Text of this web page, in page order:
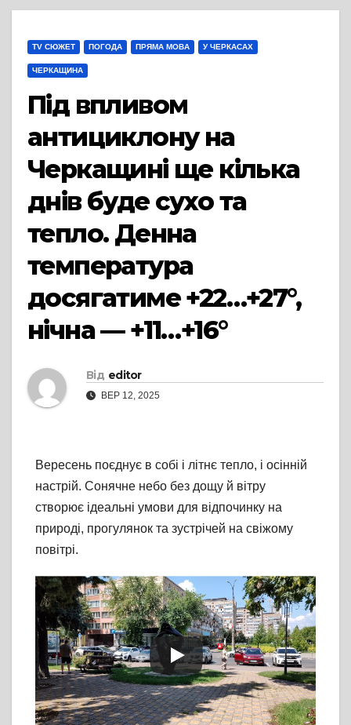
TV СЮЖЕТ ПОГОДА ПРЯМА МОВА У ЧЕРКАСАХ
ЧЕРКАЩИНА
Під впливом
антициклону на
Черкащині ще кілька
днів буде сухо та
тепло. Денна
температура
досягатиме +22…+27°,
нічна — +11…+16°
Від editor
ВЕР 12, 2025
Вересень поєднує в собі і літнє тепло, і осінній
настрій. Сонячне небо без дощу й вітру
створює ідеальні умови для відпочинку на
природі, прогулянок та зустрічей на свіжому
повітрі.